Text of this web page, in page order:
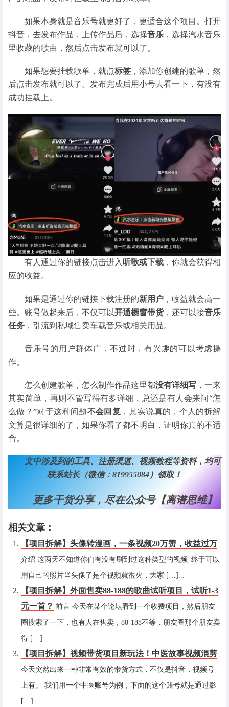
如果本身就是音乐号就更好了，更适合这个项目。打开
抖音，去发布作品，上传作品后，选择音乐 ，选择汽水音乐
里收藏的歌曲，然后点击发布就可以了。
如果想要挂载歌单，就点标签 ，添加你创建的歌单，然
后点击发布就可以了。发布完成后用小号去看一下，有没有
成功挂载上。
有人通过你的链接点击进入听歌或下载 ，你就会获得相
应的收益。
如果是通过你的链接下载注册的新用户 ，收益就会高一
些。账号做起来后，不仅可以开通橱窗带货，还可以接音乐
任务 ，引流到私域售卖车载音乐或相关用品。
音乐号的用户群体广，不过时，有兴趣的可以考虑操
作。
怎么创建歌单，怎么制作作品这里都没有详细写 ，一来
其实简单，再则不管写得有多详细，总还是有人会来问“怎
么做？”对于这种问题不会回复 ，其实说真的，个人的拆解
文算是很详细的了，如果你看了都不明白，证明你真的不适
合。
文中涉及到的工具、注册渠道、视频教程等资料，均可
联系站长（微信：819955084）领取！
更多干货分享，尽在公众号【离谱思维】
相关文章：
【项目拆解】头像转漫画，一条视频20万赞，收益过万
介绍 这两天不知道你们有没有刷到过这种类型的视频–终于可以
用自己的照片当头像了是个视频就很火，大家 […]...
【项目拆解】外面售卖88-188的歌曲试听项目，试听1-3
元一首？ 前言 今天在某个论坛看到一个收费项目，然后朋友
圈搜索了一下，也有人在售卖，88-188不等，朋友圈那个朋友卖
得 […]...
【项目拆解】视频带货项目新玩法！中医故事视频混剪
今天突然出来一种非常有效的带货方式，不仅是抖音，视频号
上有。 我们用一个中医账号为例，下面的这个账号就是通过影
[…]...